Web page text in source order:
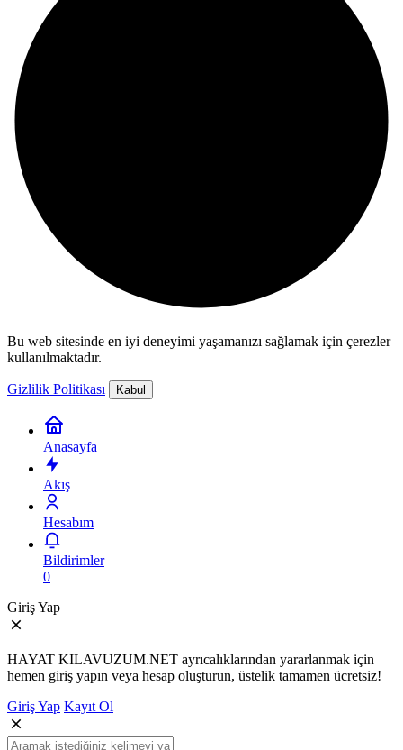
Bu web sitesinde en iyi deneyimi yaşamanızı sağlamak için çerezler
kullanılmaktadır.
Gizlilik Politikası Kabul
Anasayfa
Akış
Hesabım
Bildirimler
0
Giriş Yap
HAYAT KILAVUZUM.NET ayrıcalıklarından yararlanmak için
hemen giriş yapın veya hesap oluşturun, üstelik tamamen ücretsiz!
Giriş Yap Kayıt Ol